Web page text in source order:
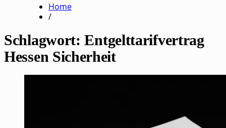
Home
/
Schlagwort:Entgelttarifvertrag
Hessen Sicherheit